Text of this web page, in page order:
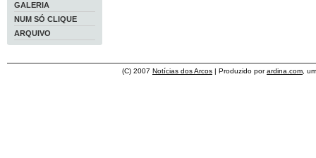
GALERIA
NUM SÓ CLIQUE
ARQUIVO
(C) 2007 Notícias dos Arcos | Produzido porardina.com ,